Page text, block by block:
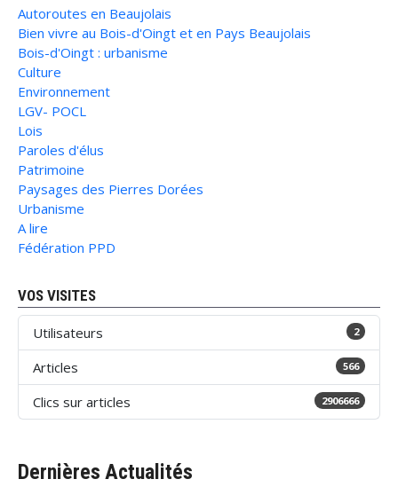
Autoroutes en Beaujolais
Bien vivre au Bois-d'Oingt et en Pays Beaujolais
Bois-d'Oingt : urbanisme
Culture
Environnement
LGV- POCL
Lois
Paroles d'élus
Patrimoine
Paysages des Pierres Dorées
Urbanisme
A lire
Fédération PPD
VOS VISITES
Utilisateurs 2
Articles 566
Clics sur articles 2906666
Dernières Actualités